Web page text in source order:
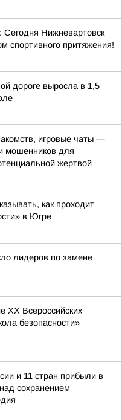
Нижневартовск
спортивного притяжения!
дороге выросла в 1,5
игровые чаты —
мошенников для
жертвой
как проходит
в Югре
лидеров по замене
XX Всероссийских
безопасности»
и 11 стран прибыли в
сохранением